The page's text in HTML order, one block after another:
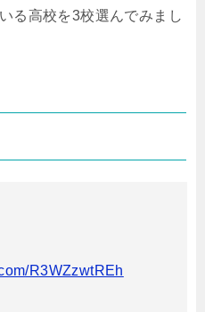
る高校を3校選んでみまし
R3WZzwtREh